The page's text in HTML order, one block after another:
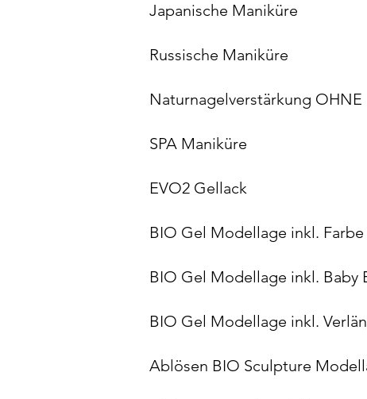
Japanische
Russische
SPA
EVO2
BIO Gel
BIO Gel Modellage inkl.
BIO Gel Modellage
Ablösen BIO